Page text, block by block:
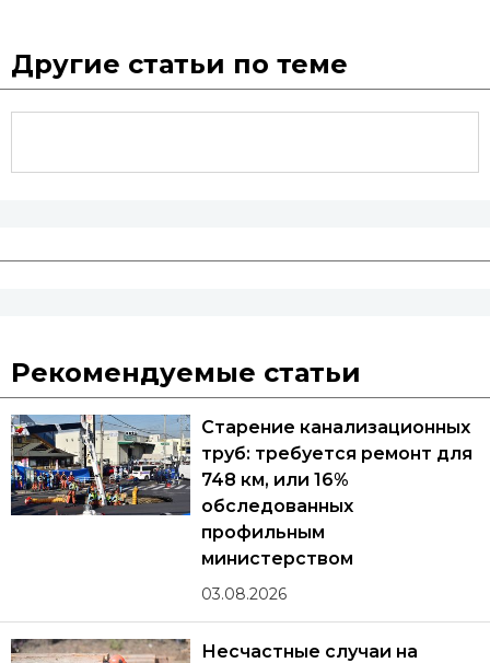
Другие статьи по теме
Рекомендуемые статьи
Старение канализационных
труб: требуется ремонт для
748 км, или 16%
обследованных
профильным
министерством
03.08.2026
Несчастные случаи на